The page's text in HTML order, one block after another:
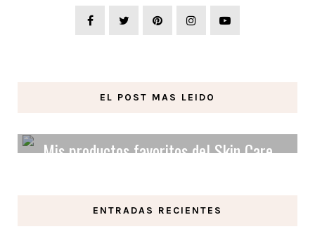
EL POST MAS LEIDO
Mis productos favoritos del Skin Care
LEER MAS
ENTRADAS RECIENTES